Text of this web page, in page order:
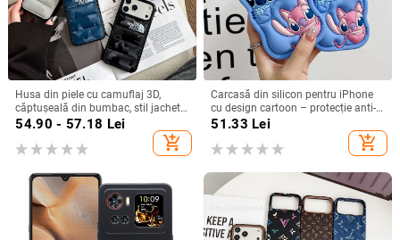
Husa din piele cu camuflaj 3D,
căptușeală din bumbac, stil jachetă
de iarnă, compatibilă cu iPhone
54.90 - 57.18 Lei
add_shopping_cart
Carcasă din silicon pentru iPhone
cu design cartoon – protecție anti-
cădere, finisaj mat, compatibilă cu
(Pro/Max)
51.33 Lei
add_shopping_cart